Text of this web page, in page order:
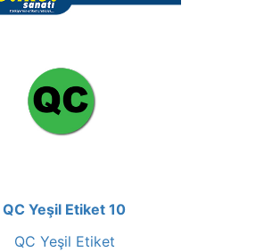
QC Yeşil Etiket 10
QC Yeşil Etiket